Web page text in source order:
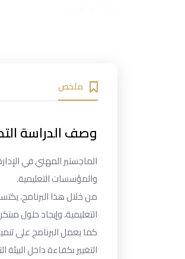
ملخص
وصف الدراسة
الماجستير المهني في
والمؤسسات التعليمية.
من خلال هذا البرنامج،
التعليمية، وإيجاد حلول
كما يعمل البرنامج على
التغيير بكفاءة داخل البيئة